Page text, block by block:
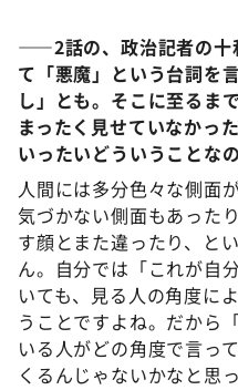
アナ回覧板
――2話の、政治記者の十
て「悪魔」という台詞を
し」とも。そこに至るま
まったく見せていなかっ
いったいどういうことな
人間には多分色々な側面
気づかない側面もあった
す顔とまた違ったり、と
ん。自分では「これが自
いても、見る人の角度に
うことですよね。だから
いる人がどの角度で言っ
くるんじゃないかなと思っ